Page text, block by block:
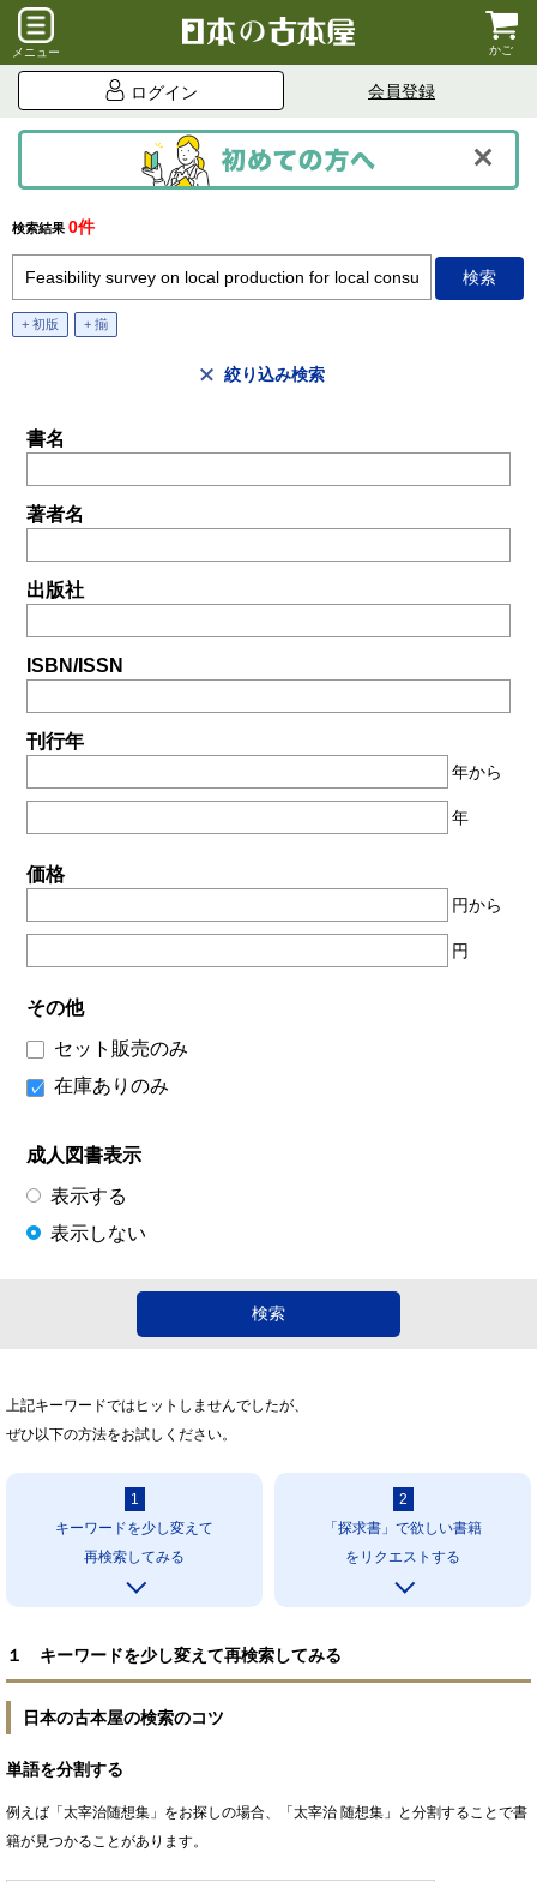
メニュー かご
ログイン 会員登録
検索結果 0件
+ 初版 + 揃
絞り込み検索
書名
著者名
出版社
ISBN/ISSN
刊行年
年から
年
価格
円から
円
その他
セット販売のみ
在庫ありのみ
成人図書表示
表示する
表示しない
上記キーワードではヒットしませんでしたが、
ぜひ以下の方法をお試しください。
1
キーワードを少し変えて
再検索してみる
2
「探求書」で欲しい書籍
をリクエストする
１ キーワードを少し変えて再検索してみる
日本の古本屋の検索のコツ
単語を分割する
例えば「太宰治随想集」をお探しの場合、「太宰治 随想集」と分割することで書
籍が見つかることがあります。